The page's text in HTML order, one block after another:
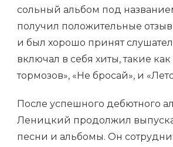
сольный альбом под
получил положительные
и был хорошо принят
включал в себя хиты, такие как
тормозов», «Не бросай», и
После успешного дебютного
Леницкий продолжил
песни и альбомы. Он